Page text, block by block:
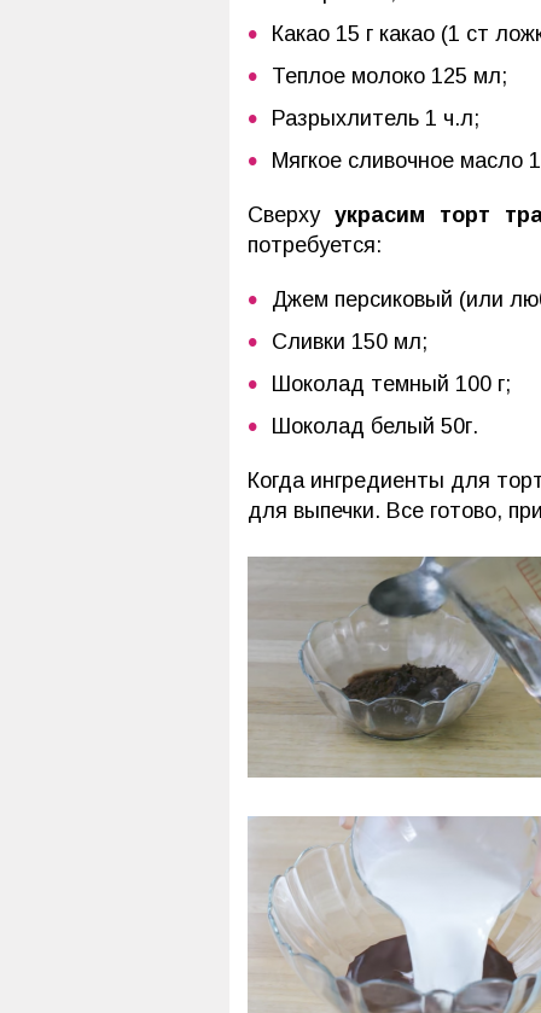
Какао 15 г какао (1 ст
Теплое молоко 125 мл;
Разрыхлитель 1 ч.л;
Мягкое сливочное масло
Сверхуукрасим торт
потребуется:
Джем персиковый (или
Сливки 150 мл;
Шоколад темный 100 г;
Шоколад белый 50г.
Когда ингредиенты для
для выпечки. Все готово,